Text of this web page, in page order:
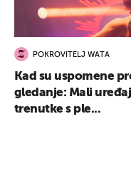
POKROVITELJ WATA
Kad su uspomene
gledanje: Mali
trenutke s ple...